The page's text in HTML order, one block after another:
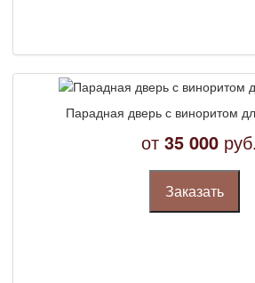
Парадная дверь с виноритом
от 35 000 руб.
Заказать